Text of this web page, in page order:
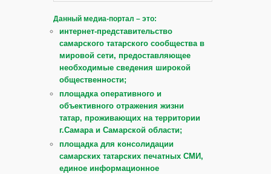
Данный медиа-портал – это:
интернет-представительство
самарского татарского сообщества в
мировой сети, предоставляющее
необходимые сведения широкой
общественности;
площадка оперативного и
объективного отражения жизни
татар, проживающих на территории
г.Самара и Самарской области;
площадка для консолидации
самарских татарских печатных СМИ,
единое информационное